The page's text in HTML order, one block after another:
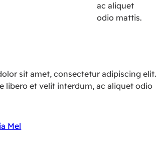
ac aliquet
odio mattis.
sit amet, consectetur adipiscing elit.
libero et velit interdum, ac aliquet odio
Mel